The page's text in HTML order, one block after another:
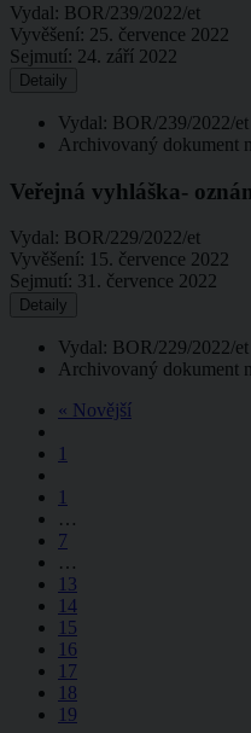
Vydal: BOR/239/2022/et
Vyvěšení: 25. července 2022
Sejmutí: 24. září 2022
Detaily
Vydal: BOR/239/2022/et
Archivovaný dokument
Veřejná vyhláška-
Vydal: BOR/229/2022/et
Vyvěšení: 15. července 2022
Sejmutí: 31. července 2022
Detaily
Vydal: BOR/229/2022/et
Archivovaný dokument
« Novější
1
1
…
7
…
13
14
15
16
17
18
19